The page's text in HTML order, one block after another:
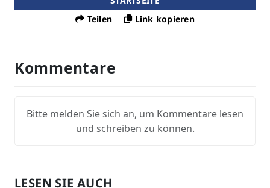
Teilen
Link kopieren
Kommentare
Bitte melden Sie sich an, um Kommentare lesen
und schreiben zu können.
LESEN SIE AUCH